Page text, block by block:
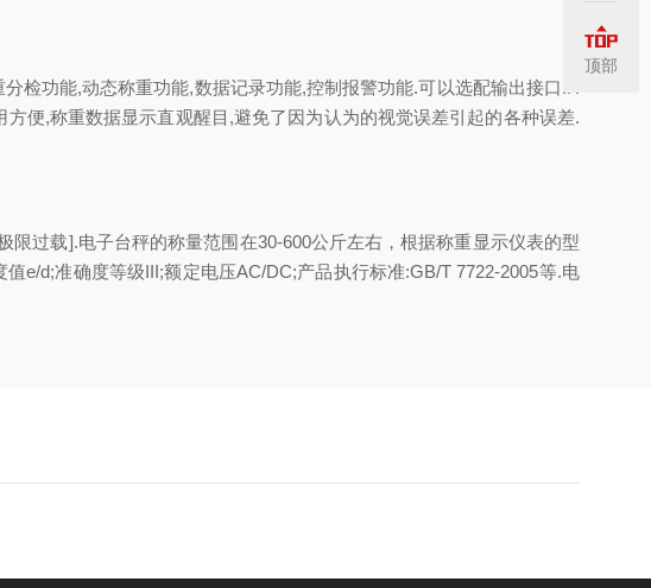
检功能,动态称重功能,数据记录功能,控制报警功能.可以选配输出接口:R
便,称重数据显示直观醒目,避免了因为认为的视觉误差引起的各种误差.
过载].电子台秤的称量范围在30-600公斤左右，根据称重显示仪表的型
e/d;准确度等级III;额定电压AC/DC;产品执行标准:GB/T 7722-2005等.电
顶部